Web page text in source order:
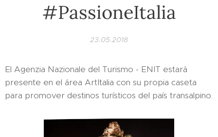
#PassioneItalia
23.05.2018
El Agenzia Nazionale del Turismo - ENIT estará
presente en el área ArtItalia con su propia caseta
para promover destinos turísticos del país transalpino.